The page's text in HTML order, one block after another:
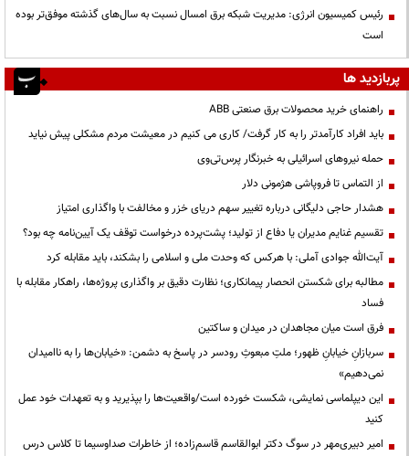
رئیس کمیسیون انرژی: مدیریت شبکه برق امسال نسبت به سال‌های گذشته موفق‌تر بوده
است
پربازدید ها
راهنمای خرید محصولات برق صنعتی ABB
باید افراد کارآمدتر را به کار گرفت/ کاری می کنیم در معیشت مردم مشکلی پیش نیاید
حمله نیروهای اسرائیلی به خبرنگار پرس‌تی‌وی
از التماس تا فروپاشی هژمونی دلار
هشدار حاجی دلیگانی درباره تغییر سهم دریای خزر و مخالفت با واگذاری امتیاز
تقسیم غنایم مدیران یا دفاع از تولید؛ پشت‌پرده درخواست توقف یک آیین‌نامه چه بود؟
آیت‌الله جوادی آملی: با هرکس که وحدت ملی و اسلامی را بشکند، باید مقابله کرد
مطالبه برای شکستن انحصار پیمانکاری؛ نظارت دقیق بر واگذاری پروژه‌ها، راهکار مقابله با
فساد
فرق است میان مجاهدان در میدان و ساکتین
سربازانِ خیابانِ ظهور؛ ملتِ مبعوثِ رودسر در پاسخ به دشمن: «خیابان‌ها را به ناامیدان
نمی‌دهیم»
این دیپلماسی نمایشی، شکست خورده است/واقعیت‌ها را بپذیرید و به تعهدات خود عمل
کنید
امیر دبیری‌مهر در سوگ دکتر ابوالقاسم قاسم‌زاده؛ از خاطرات صداوسیما تا کلاس درس